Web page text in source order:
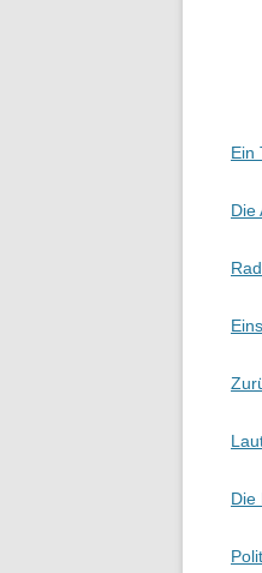
Ein
Die
Die